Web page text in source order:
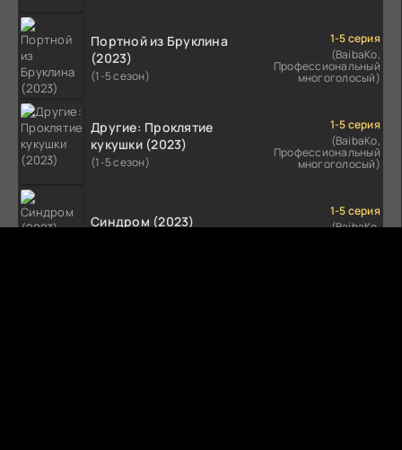
Портной из Бруклина
(2023)
(1-5 сезон)
1-5 серия
(BaibaKo,
Профессиональный
многоголосый)
Другие: Проклятие
кукушки (2023)
(1-5 сезон)
1-5 серия
(BaibaKo,
Профессиональный
многоголосый)
Синдром (2023)
1-5 серия
(BaibaKo,